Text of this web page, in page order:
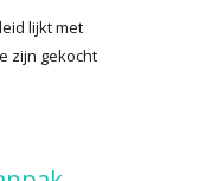
lijkt met
zijn gekocht